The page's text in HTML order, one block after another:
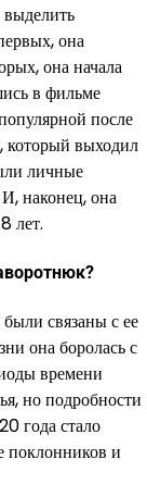
она
она начала
в фильме
после
который выходил
личные
наконец, она
лет.
связаны с ее
она боролась с
времени
но подробности
года стало
поклонников и